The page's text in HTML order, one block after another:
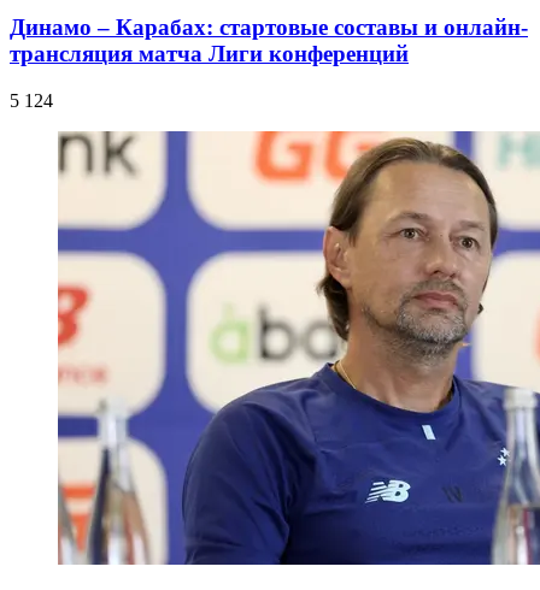
Динамо – Карабах: стартовые составы и онлайн-
трансляция матча Лиги конференций
5 124